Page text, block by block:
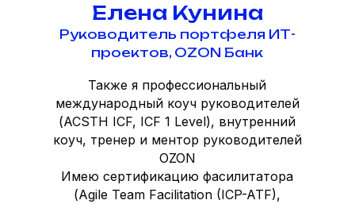
Елена Кунина
Руководитель портфеля ИТ-
проектов, OZON Банк
Также я профессиональный
международный коуч руководителей
(ACSTH ICF, ICF 1 Level), внутренний
коуч, тренер и ментор руководителей
OZON
Имею сертификацию фасилитатора
(Agile Team Facilitation (ICP-ATF),
Подписывайтесь
новыми
мероприятиями
Посты и анонсы
Записи
выступлений